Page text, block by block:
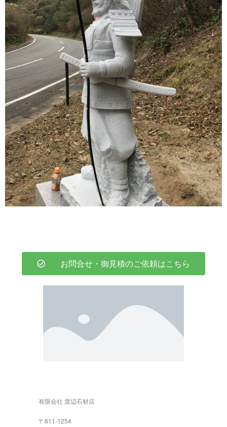
お問合せ・御見積のご依頼はこちら
有限会社 渡辺石材店
〒811-1254